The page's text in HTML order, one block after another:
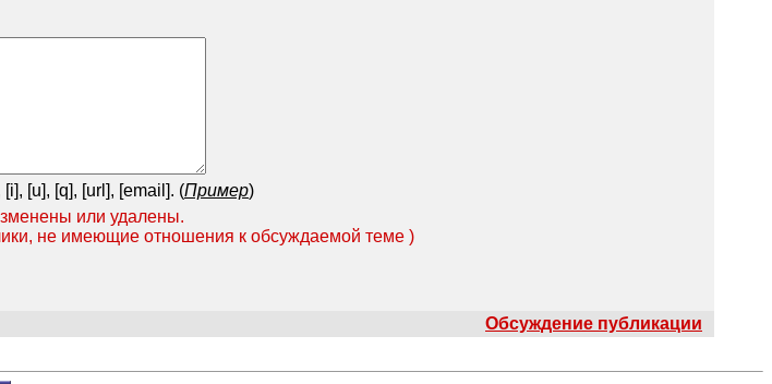
[u], [q], [url], [email]. (Пример)
или удалены.
не имеющие отношения к обсуждаемой теме )
Обсуждение публикации